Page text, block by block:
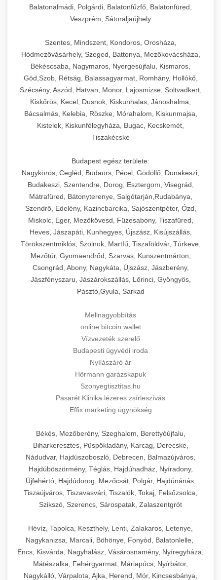
Balatonalmádi, Polgárdi, Balatonfűzfő, Balatonfüred,
Veszprém, Sátoraljaújhely
Szentes, Mindszent, Kondoros, Orosháza,
Hódmezővásárhely, Szeged, Battonya, Mezőkovácsháza,
Békéscsaba, Nagymaros, Nyergesújfalu, Kismaros,
Göd,Szob, Rétság, Balassagyarmat, Romhány, Hollókő,
Szécsény, Aszód, Hatvan, Monor, Lajosmizse, Soltvadkert,
Kiskőrös, Kecel, Dusnok, Kiskunhalas, Jánoshalma,
Bácsalmás, Kelebia, Röszke, Mórahalom, Kiskunmajsa,
Kistelek, Kiskunfélegyháza, Bugac, Kecskemét,
Tiszakécske
Budapest egész területe:
Nagykörös, Cegléd, Budaörs, Pécel, Gödöllő, Dunakeszi,
Budakeszi, Szentendre, Dorog, Esztergom, Visegrád,
Mátrafüred, Bátonyterenye, Salgótarján,Rudabánya,
Szendrő, Edelény, Kazincbarcika, Sajószentpéter, Ózd,
Miskolc, Eger, Mezőkövesd, Füzesabony, Tiszafüred,
Heves, Jászapáti, Kunhegyes, Újszász, Kisújszállás,
Törökszentmiklós, Szolnok, Martfű, Tiszaföldvár, Túrkeve,
Mezőtúr, Gyomaendrőd, Szarvas, Kunszentmárton,
Csongrád, Abony, Nagykáta, Újszász, Jászberény,
Jászfényszaru, Jászárokszállás, Lőrinci, Gyöngyös,
Pásztó,Gyula, Sarkad
Mellnagyobbítás
online bitcoin wallet
Vízvezeték szerelő
Budapesti ügyvédi iroda
Nyílászáró ár
Hörmann garázskapuk
Szonyegtisztitas.hu
Pasarét Klinika lézeres zsírleszívás
Effix marketing ügynökség
Békés, Mezőberény, Szeghalom, Berettyóújfalu,
Biharkeresztes, Püspökladány, Karcag, Derecske,
Nádudvar, Hajdúszoboszló, Debrecen, Balmazújváros,
Hajdúböszörmény, Téglás, Hajdúhadház, Nyíradony,
Újfehértó, Hajdúdorog, Mezőcsát, Polgár, Hajdúnánás,
Tiszaújváros, Tiszavasvári, Tiszalök, Tokaj, Felsőzsolca,
Szikszó, Szerencs, Sárospatak, Zalaszentgrót
Hévíz, Tapolca, Keszthely, Lenti, Zalakaros, Letenye,
Nagykanizsa, Marcali, Böhönye, Fonyód, Balatonlelle,
Encs, Kisvárda, Nagyhalász, Vásárosnamény, Nyíregyháza,
Mátészalka, Fehérgyarmat, Máriapócs, Nyírbátor,
Nagykálló, Várpalota, Ajka, Herend, Mór, Kincsesbánya,